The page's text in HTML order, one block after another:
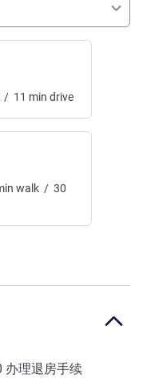
/ 11 min drive
walk / 30
办理退房手续